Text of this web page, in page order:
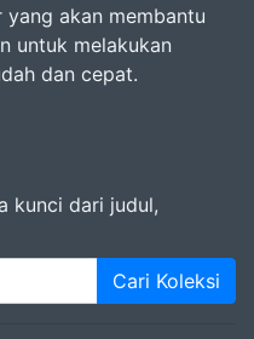
akan membantu
untuk melakukan
dan cepat.
kunci dari judul,
Cari Koleksi